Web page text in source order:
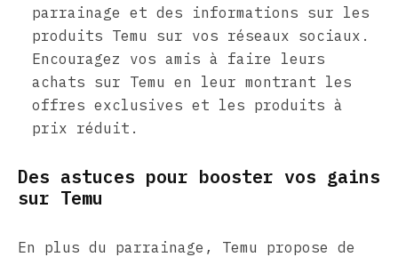
parrainage et des informations sur les
produits Temu sur vos réseaux sociaux.
Encouragez vos amis à faire leurs
achats sur Temu en leur montrant les
offres exclusives et les produits à
prix réduit.
Des astuces pour booster vos gains
sur Temu
En plus du parrainage, Temu propose de